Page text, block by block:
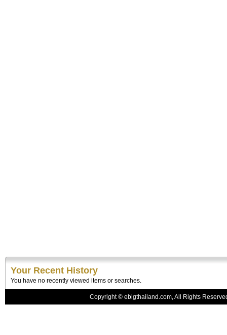
Your Recent History
You have no recently viewed items or searches.
Copyright © ebigthailand.com, All Rights